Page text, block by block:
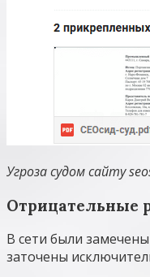
Угроза судом сайту
Отрицательные
В сети были
заточены